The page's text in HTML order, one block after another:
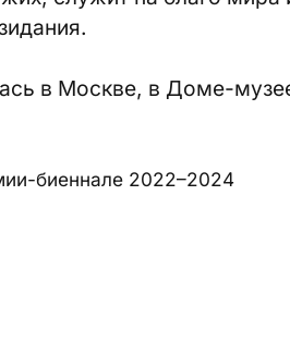
в Москве, в Доме-
биеннале 2022–2024